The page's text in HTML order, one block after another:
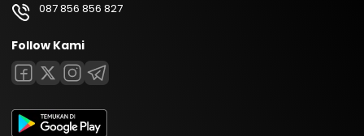
087 856 856 827
Follow Kami